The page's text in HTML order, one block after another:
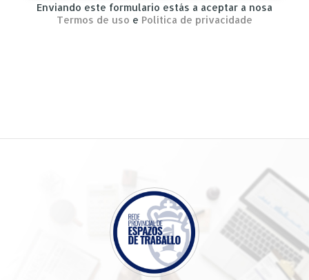
Enviando este formulario estás a aceptar a nosa
Termos de uso e Política de privacidade